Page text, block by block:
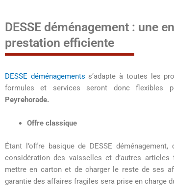
DESSE déménagement : une
prestation efficiente
DESSE déménagements s’adapte à toutes les
formules et services seront donc flexibles
Peyrehorade.
Offre classique
Étant l’offre basique de DESSE
considération des vaisselles et d’autres
mettre en carton et de charger le reste de ses
garantie des affaires fragiles sera prise en charge